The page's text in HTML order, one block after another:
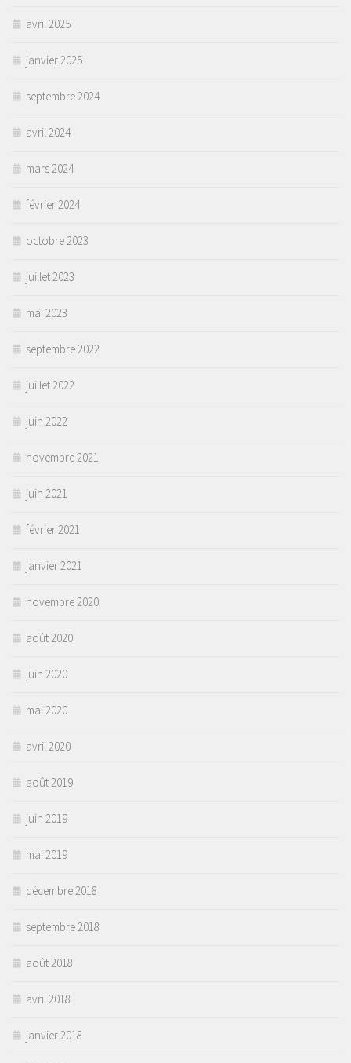
avril 2025
janvier 2025
septembre 2024
avril 2024
mars 2024
février 2024
octobre 2023
juillet 2023
mai 2023
septembre 2022
juillet 2022
juin 2022
novembre 2021
juin 2021
février 2021
janvier 2021
novembre 2020
août 2020
juin 2020
mai 2020
avril 2020
août 2019
juin 2019
mai 2019
décembre 2018
septembre 2018
août 2018
avril 2018
janvier 2018